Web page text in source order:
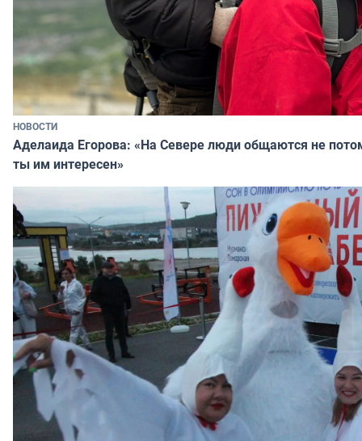
НОВОСТИ
Аделаида Егорова: «На Севере люди общаются не
ты им интересен»